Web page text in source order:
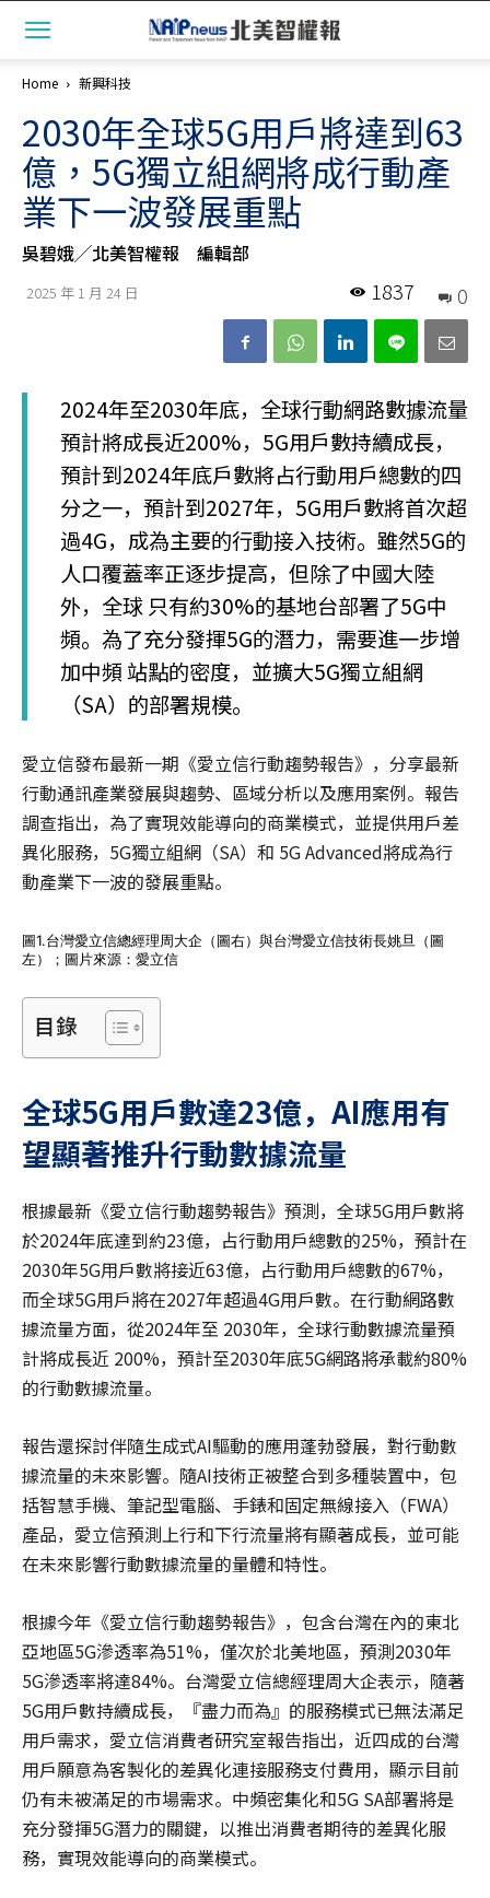
Home 新興科技
2030年全球5G用戶將達到63
億，5G獨立組網將成行動產
業下一波發展重點
吳碧娥╱北美智權報 編輯部
2025 年 1 月 24 日 0
1837
2024年至2030年底，全球行動網路數據流量
預計將成長近200%，5G用戶數持續成長，
預計到2024年底戶數將占行動用戶總數的四
分之一，預計到2027年，5G用戶數將首次超
過4G，成為主要的行動接入技術。雖然5G的
人口覆蓋率正逐步提高，但除了中國大陸
外，全球 只有約30%的基地台部署了5G中
頻。為了充分發揮5G的潛力，需要進一步增
加中頻 站點的密度，並擴大5G獨立組網
（SA）的部署規模。
愛立信發布最新一期《愛立信行動趨勢報告》，分享最新
行動通訊產業發展與趨勢、區域分析以及應用案例。報告
調查指出，為了實現效能導向的商業模式，並提供用戶差
異化服務，5G獨立組網（SA）和 5G Advanced將成為行
動產業下一波的發展重點。
圖1.台灣愛立信總經理周大企（圖右）與台灣愛立信技術長姚旦（圖
左）；圖片來源：愛立信
目錄
全球5G用戶數達23億， AI應用有
望顯著推升行動數據流量
根據最新《愛立信行動趨勢報告》預測，全球5G用戶數將
於2024年底達到約23億，占行動用戶總數的25%，預計在
2030年5G用戶數將接近63億，占行動用戶總數的67%，
而全球5G用戶將在2027年超過4G用戶數。在行動網路數
據流量方面，從2024年至 2030年，全球行動數據流量預
計將成長近 200%，預計至2030年底5G網路將承載約80%
的行動數據流量。
報告還探討伴隨生成式AI驅動的應用蓬勃發展，對行動數
據流量的未來影響。隨AI技術正被整合到多種裝置中，包
括智慧手機、筆記型電腦、手錶和固定無線接入（FWA）
產品，愛立信預測上行和下行流量將有顯著成長，並可能
在未來影響行動數據流量的量體和特性。
根據今年《愛立信行動趨勢報告》，包含台灣在內的東北
亞地區5G滲透率為51%，僅次於北美地區，預測2030年
5G滲透率將達84%。台灣愛立信總經理周大企表示，隨著
5G用戶數持續成長，『盡力而為』的服務模式已無法滿足
用戶需求，愛立信消費者研究室報告指出，近四成的台灣
用戶願意為客製化的差異化連接服務支付費用，顯示目前
仍有未被滿足的市場需求。中頻密集化和5G SA部署將是
充分發揮5G潛力的關鍵，以推出消費者期待的差異化服
務，實現效能導向的商業模式。